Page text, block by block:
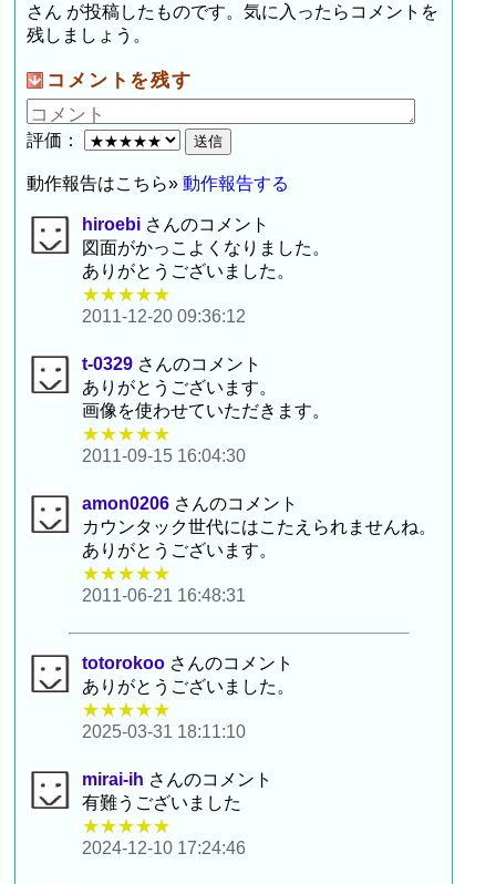
さん が投稿したものです。気に入ったらコメントを
残しましょう。
コメントを残す
評価：
動作報告はこちら»動作報告する
hiroebi さんのコメント
図面がかっこよくなりました。
ありがとうございました。
★★★★★
2011-12-20 09:36:12
t-0329 さんのコメント
ありがとうございます。
画像を使わせていただきます。
★★★★★
2011-09-15 16:04:30
amon0206 さんのコメント
カウンタック世代にはこたえられませんね。
ありがとうございます。
★★★★★
2011-06-21 16:48:31
totorokoo さんのコメント
ありがとうございました。
★★★★★
2025-03-31 18:11:10
mirai-ih さんのコメント
有難うございました
★★★★★
2024-12-10 17:24:46